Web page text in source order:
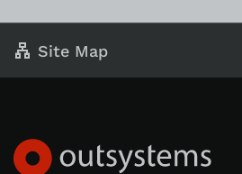
Site Map